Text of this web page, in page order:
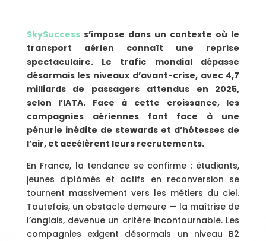
SkySuccesss’impose dans un contexte où le
transport aérien connaît une reprise
spectaculaire. Le trafic mondial dépasse
désormais les niveaux d’avant-crise, avec 4,7
milliards de passagers attendus en 2025,
selon l’IATA. Face à cette croissance, les
compagnies aériennes font face à une
pénurie inédite de stewards et d’hôtesses de
l’air, et accélèrent leurs recrutements.
En France, la tendance se confirme : étudiants,
jeunes diplômés et actifs en reconversion se
tournent massivement vers les métiers du ciel.
Toutefois, un obstacle demeure — la maîtrise de
l’anglais, devenue un critère incontournable. Les
compagnies exigent désormais un niveau B2